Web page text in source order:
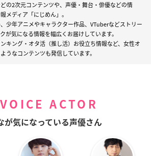
の2次元コンテンツや、声優・舞台・俳優などの情
メディア「にじめん」。
少年アニメやキャラクター作品、VTuberなどストリー
が気になる情報を幅広くお届けしています。
キング・オタ活（推し活）お役立ち情報など、女性オ
うなコンテンツも発信しています。
VOICE ACTOR
が気になっている声優さん